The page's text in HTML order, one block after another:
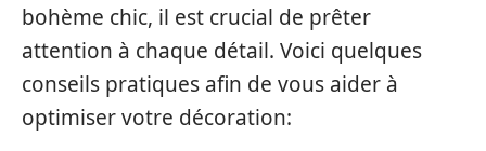
bohème chic, il est crucial de prêter
attention à chaque détail. Voici quelques
conseils pratiques afin de vous aider à
optimiser votre décoration: